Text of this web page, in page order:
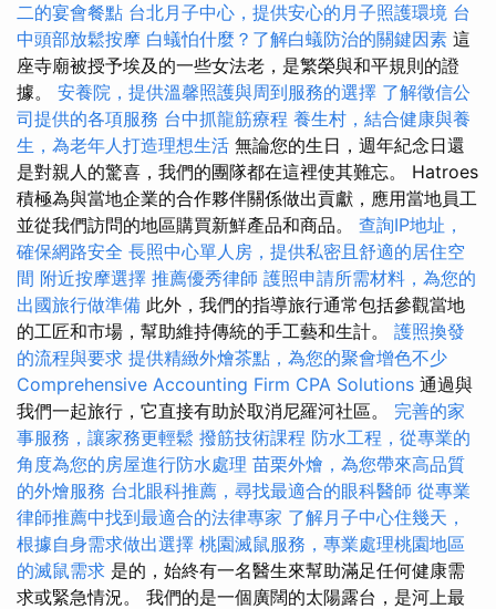
二的宴會餐點 台北月子中心，提供安心的月子照護環境 台
中頭部放鬆按摩 白蟻怕什麼？了解白蟻防治的關鍵因素 這
座寺廟被授予埃及的一些女法老，是繁榮與和平規則的證
據。 安養院，提供溫馨照護與周到服務的選擇 了解徵信公
司提供的各項服務 台中抓龍筋療程 養生村，結合健康與養
生，為老年人打造理想生活 無論您的生日，週年紀念日還
是對親人的驚喜，我們的團隊都在這裡使其難忘。 Hatroes
積極為與當地企業的合作夥伴關係做出貢獻，應用當地員工
並從我們訪問的地區購買新鮮產品和商品。 查詢IP地址，
確保網路安全 長照中心單人房，提供私密且舒適的居住空
間 附近按摩選擇 推薦優秀律師 護照申請所需材料，為您的
出國旅行做準備 此外，我們的指導旅行通常包括參觀當地
的工匠和市場，幫助維持傳統的手工藝和生計。 護照換發
的流程與要求 提供精緻外燴茶點，為您的聚會增色不少
Comprehensive Accounting Firm CPA Solutions 通過與
我們一起旅行，它直接有助於取消尼羅河社區。 完善的家
事服務，讓家務更輕鬆 撥筋技術課程 防水工程，從專業的
角度為您的房屋進行防水處理 苗栗外燴，為您帶來高品質
的外燴服務 台北眼科推薦，尋找最適合的眼科醫師 從專業
律師推薦中找到最適合的法律專家 了解月子中心住幾天，
根據自身需求做出選擇 桃園滅鼠服務，專業處理桃園地區
的滅鼠需求 是的，始終有一名醫生來幫助滿足任何健康需
求或緊急情況。 我們的是一個廣闊的太陽露台，是河上最